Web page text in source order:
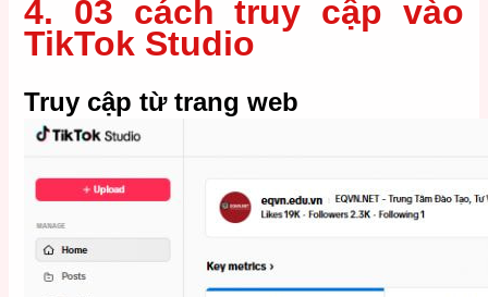
4. 03 cách truy cập vào
TikTok Studio
Truy cập từ trang web